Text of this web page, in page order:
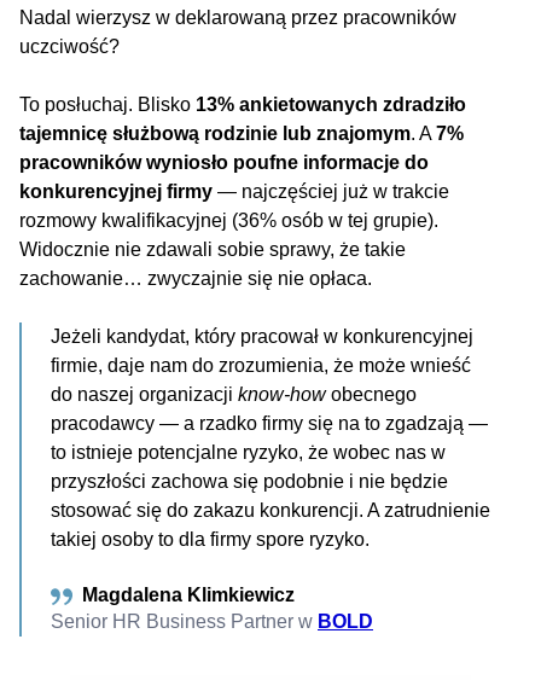
Nadal wierzysz w deklarowaną przez pracowników
uczciwość?
To posłuchaj. Blisko 13% ankietowanych zdradziło
tajemnicę służbową rodzinie lub znajomym. A7%
pracowników wyniosło poufne informacje do
konkurencyjnej firmy — najczęściej już w trakcie
rozmowy kwalifikacyjnej (36% osób w tej grupie).
Widocznie nie zdawali sobie sprawy, że takie
zachowanie… zwyczajnie się nie opłaca.
Jeżeli kandydat, który pracował w konkurencyjnej
firmie, daje nam do zrozumienia, że może wnieść
do naszej organizacji know-howobecnego
pracodawcy — a rzadko firmy się na to zgadzają —
to istnieje potencjalne ryzyko, że wobec nas w
przyszłości zachowa się podobnie i nie będzie
stosować się do zakazu konkurencji. A zatrudnienie
takiej osoby to dla firmy spore ryzyko.
Magdalena Klimkiewicz
Senior HR Business Partner w BOLD